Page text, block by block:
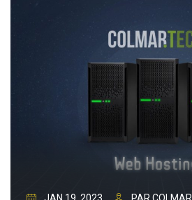
PARTAGÉS,
DÉDIÉS